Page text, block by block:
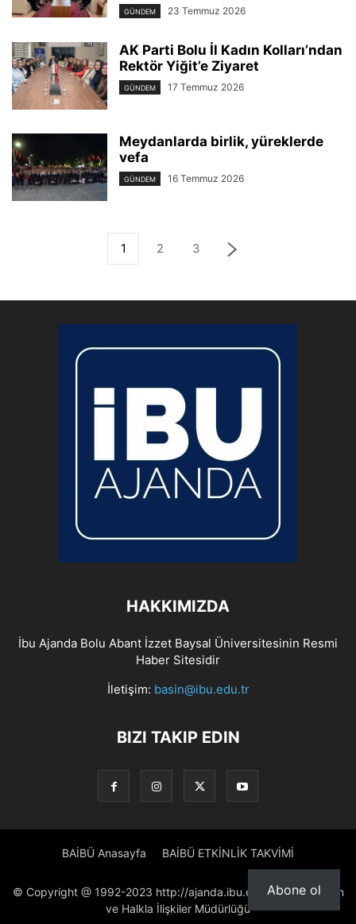
GÜNDEM 23 Temmuz 2026
AK Parti Bolu İl Kadın Kolları’ndan
Rektör Yiğit’e Ziyaret
GÜNDEM 17 Temmuz 2026
Meydanlarda birlik, yüreklerde
vefa
GÜNDEM 16 Temmuz 2026
1 2 3
HAKKIMIZDA
İbu Ajanda Bolu Abant İzzet Baysal Üniversitesinin Resmi
Haber Sitesidir
İletişim: basin@ibu.edu.tr
BIZI TAKIP EDIN
BAİBÜ Anasayfa BAİBÜ ETKİNLİK TAKVİMİ
© Copyright @ 1992-2023 http://ajanda.ibu.edu.tr/ Proje: Basın
ve Halkla İlişkiler Müdürlüğü
Abone ol